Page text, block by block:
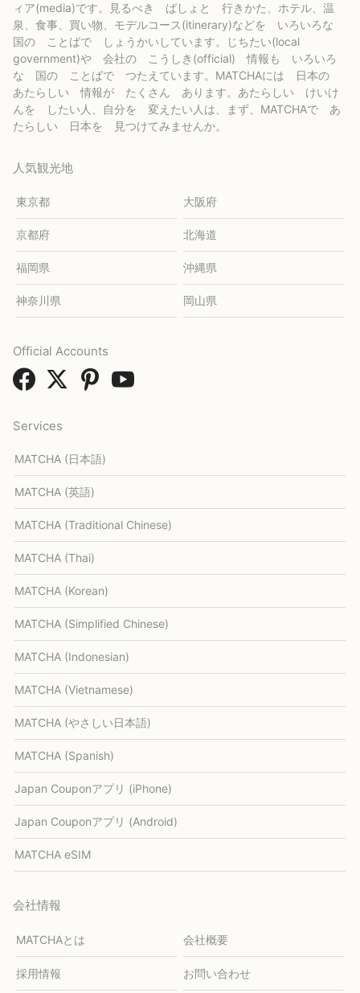
ィア(media)です。見るべき ばしょと 行きかた、ホテル、温
泉、食事、買い物、モデルコース(itinerary)などを いろいろな
国の ことばで しょうかいしています。じちたい(local
government)や 会社の こうしき(official) 情報も いろいろ
な 国の ことばで つたえています。MATCHAには 日本の
あたらしい 情報が たくさん あります。あたらしい けいけ
んを したい人、自分を 変えたい人は、まず、MATCHAで あ
たらしい 日本を 見つけてみませんか。
人気観光地
東京都 大阪府
京都府 北海道
福岡県 沖縄県
神奈川県 岡山県
Services
MATCHA (日本語)
MATCHA (英語)
MATCHA (Traditional Chinese)
MATCHA (Thai)
MATCHA (Korean)
MATCHA (Simplified Chinese)
MATCHA (Indonesian)
MATCHA (Vietnamese)
MATCHA (やさしい日本語)
MATCHA (Spanish)
Japan Couponアプリ (iPhone)
Japan Couponアプリ (Android)
MATCHA eSIM
会社情報
MATCHAとは 会社概要
採用情報 お問い合わせ
Official Accounts